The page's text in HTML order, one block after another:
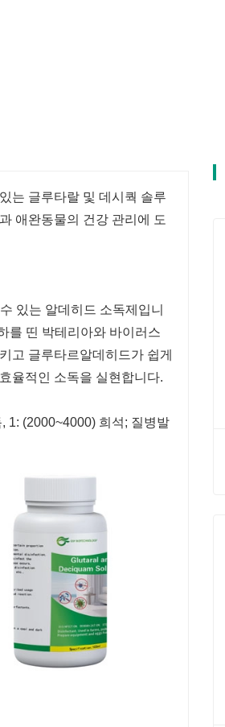
는 글루타랄 및 데시쿽 솔루
애완동물의 건강 관리에 도
있는 알데히드 소독제입니
를 띤 박테리아와 바이러스
고 글루타르알데히드가 쉽게
율적인 소독을 실현합니다.
1: (2000~4000) 희석; 질병발